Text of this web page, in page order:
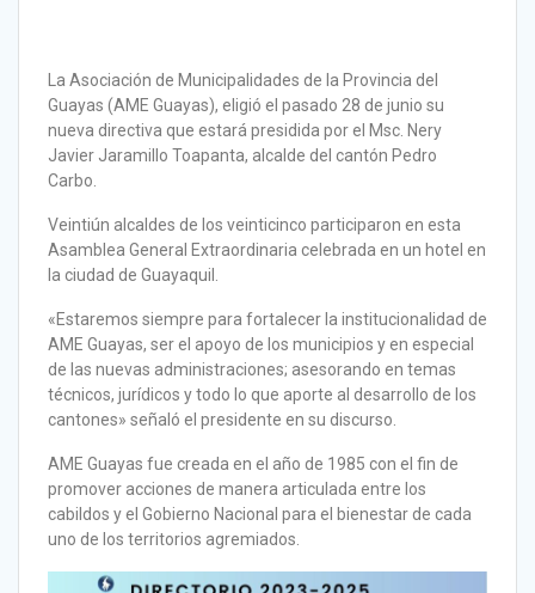
La Asociación de Municipalidades de la Provincia del
Guayas (AME Guayas), eligió el pasado 28 de junio su
nueva directiva que estará presidida por el Msc. Nery
Javier Jaramillo Toapanta, alcalde del cantón Pedro
Carbo.
Veintiún alcaldes de los veinticinco participaron en esta
Asamblea General Extraordinaria celebrada en un hotel en
la ciudad de Guayaquil.
«Estaremos siempre para fortalecer la institucionalidad de
AME Guayas, ser el apoyo de los municipios y en especial
de las nuevas administraciones; asesorando en temas
técnicos, jurídicos y todo lo que aporte al desarrollo de los
cantones» señaló el presidente en su discurso.
AME Guayas fue creada en el año de 1985 con el fin de
promover acciones de manera articulada entre los
cabildos y el Gobierno Nacional para el bienestar de cada
uno de los territorios agremiados.